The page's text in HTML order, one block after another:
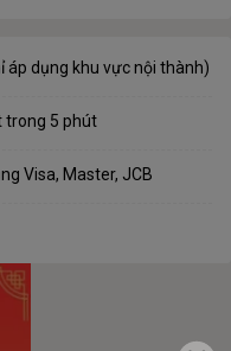
áp dụng khu vực nội thành)
trong 5 phút
Visa, Master, JCB